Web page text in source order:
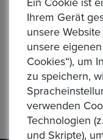
Südafrika 2 Rand
Preis : 450,00 €
Anzahl
Ein Cookie ist
Ihrem Gerät
unsere
unsere
Cookies“), um
zu speichern,
verwenden
Technologien
und Skripte),